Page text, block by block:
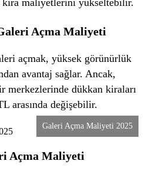
kira maliyetlerini yükseltebilir.
Açma Maliyeti
açmak, yüksek görünürlük
avantaj sağlar. Ancak,
merkezlerinde dükkan kiraları
arasında değişebilir.
Galeri Açma Maliyeti 2025
Açma Maliyeti